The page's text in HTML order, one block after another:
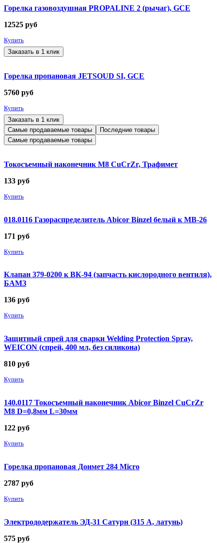
Горелка газовоздушная PROPALINE 2 (рычаг), GCE
12525 руб
Купить
Заказать в 1 клик
Горелка пропановая JETSOUD SI, GCE
5760 руб
Купить
Заказать в 1 клик
Самые продаваемые товары
Последние товары
Самые продаваемые товары
Токосъемный наконечник М8 CuCrZr, Трафимет
133 руб
Купить
018.0116 Газораспределитель Abicor Binzel белый к MB-26
171 руб
Купить
Клапан 379-0200 к ВК-94 (запчасть кислородного вентиля),
БАМЗ
136 руб
Купить
Защитный спрей для сварки Welding Protection Spray,
WEICON (спрей, 400 мл, без силикона)
810 руб
Купить
140.0117 Токосъемный наконечник Abicor Binzel CuCrZr
М8 D=0,8мм L=30мм
122 руб
Купить
Горелка пропановая Донмет 284 Micro
2787 руб
Купить
Электрододержатель ЭД-31 Сатурн (315 А, латунь)
575 руб